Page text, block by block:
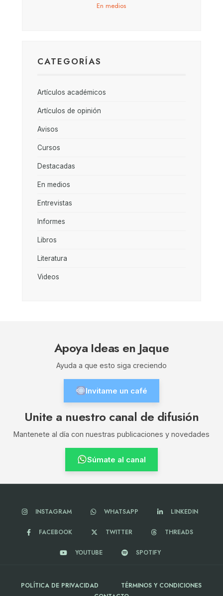
En medios
CATEGORÍAS
Artículos académicos
Artículos de opinión
Avisos
Cursos
Destacadas
En medios
Entrevistas
Informes
Libros
Literatura
Videos
Apoya Ideas en Jaque
Ayuda a que esto siga creciendo
Invitame un café
Unite a nuestro canal de difusión
Mantenete al día con nuestras publicaciones y novedades
Súmate al canal
INSTAGRAM WHATSAPP LINKEDIN
FACEBOOK TWITTER THREADS
YOUTUBE SPOTIFY
POLÍTICA DE PRIVACIDAD
TÉRMINOS Y CONDICIONES